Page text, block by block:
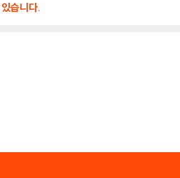
습니다.